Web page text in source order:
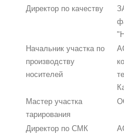
Директор по качеству
Начальник участка по
производству
носителей
Мастер участка
тарирования
Директор по СМК